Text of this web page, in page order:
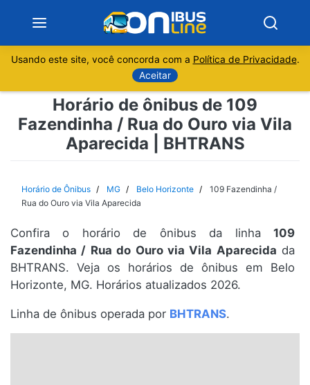
Sobre
Minas Gerais
Espírito Santo
Paraná
Santa Catarina
Usando este site, você concorda com a Política de Privacidade.
Aceitar
Horário de ônibus de 109
Fazendinha / Rua do Ouro via Vila
Aparecida | BHTRANS
Horário de Ônibus MG Belo Horizonte
109 Fazendinha /
Rua do Ouro via Vila Aparecida
Confira o horário de ônibus da linha 109
Fazendinha / Rua do Ouro via Vila Aparecida da
BHTRANS. Veja os horários de ônibus em Belo
Horizonte, MG. Horários atualizados 2026.
Linha de ônibus operada por BHTRANS.